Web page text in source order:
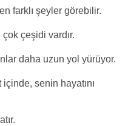
farklı şeyler görebilir.
çok çeşidi vardır.
daha uzun yol yürüyor.
içinde, senin hayatını